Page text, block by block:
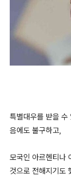
특별대우를 받을 수
음에도 불구하고,
모국인 아르헨티나
것으로 전해지기도